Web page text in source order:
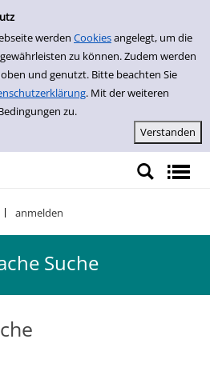
werden Cookiesangelegt, um die
zu können. Zudem werden
und genutzt. Bitte beachten Sie
. Mit der weiteren
zu.
anmelden
Suche